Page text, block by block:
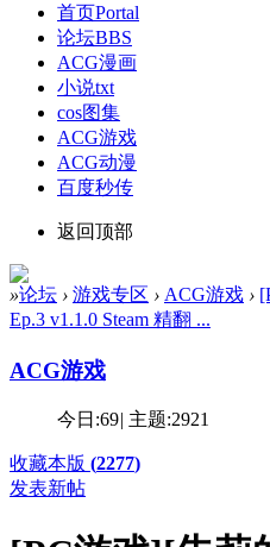
首页Portal
论坛BBS
ACG漫画
小说txt
cos图集
ACG游戏
ACG动漫
百度秒传
返回顶部
»论坛 › 游戏专区 › ACG游戏 ›
Ep.3 v1.1.0 Steam 精翻 ...
ACG游戏
今日:69| 主题:2921
收藏本版 (2277)
发表新帖